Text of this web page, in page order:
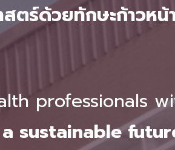
ตร์ด้วยทักษะก้าวห
professionals
a sustainable